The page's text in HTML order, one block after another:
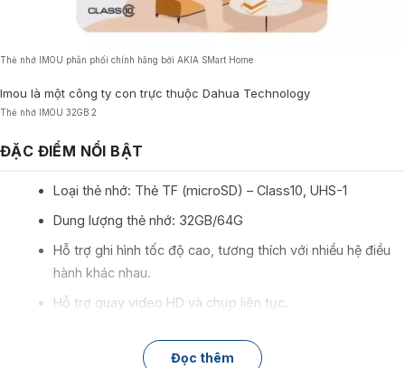
Thẻ nhớ IMOU phân phối chính hãng bởi AKIA SMart Home
Imou là một công ty con trực thuộc Dahua Technology
Thẻ nhớ IMOU 32GB 2
ĐẶC ĐIỂM NỔI BẬT
Loại thẻ nhớ: Thẻ TF (microSD) – Class10, UHS-1
Dung lượng thẻ nhớ: 32GB/64G
Hỗ trợ ghi hình tốc độ cao, tương thích với nhiều hệ điều
hành khác nhau.
Hỗ trợ quay video HD và chụp liên tục.
Đọc thêm